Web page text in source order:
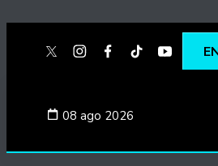
twitterinstagram
facebook
tiktok
08 ago 2026